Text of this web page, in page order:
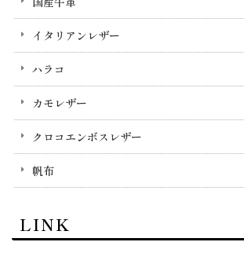
イタリアンレザー
ハラコ
カモレザー
クロコエンボスレザー
帆布
LINK